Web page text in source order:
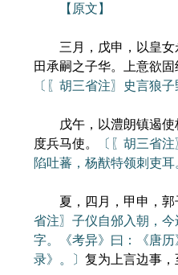
【原文】
三月，戊申，以皇女
田承嗣之子华。上意欲固
〔〖胡三省注〗史言狼
戊午，以澧朗镇遏使
度兵马使。
〔〖胡三省
陷吐蕃，杨猷特领刺吏耳
夏，四月，甲申，郭
省注〗子仪自邠入朝，
字。《考异》曰：《唐
录》。〕 复为上言边事，